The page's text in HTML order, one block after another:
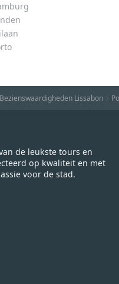
Bezienswaardigheden Lissabon
de leukste tours en
op kwaliteit en met
voor de stad.